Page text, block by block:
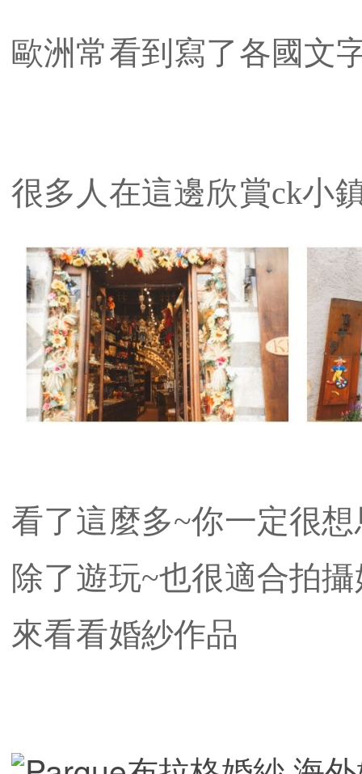
歐洲常看到寫了各國文
很多人在這邊欣賞ck小
看了這麼多~你一定很
除了遊玩~也很適合拍
​來看看婚紗作品